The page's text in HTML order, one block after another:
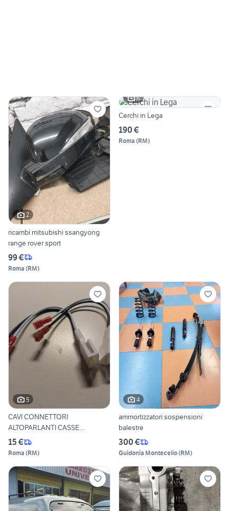
2
ricambi mitsubishi ssangyong
range rover sport
99 €
Roma (RM)
6
Cerchi in Lega
190 €
Roma (RM)
5
CAVI CONNETTORI
ALTOPARLANTI CASSE
SPEAKER
15 €
Roma (RM)
4
ammortizzatori sospensioni
balestre
300 €
Guidonia Montecelio(RM)